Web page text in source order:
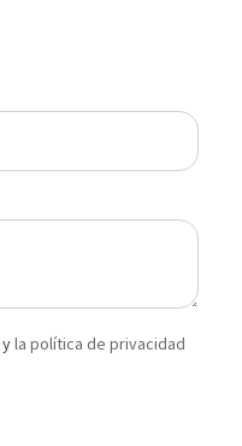
yla política de privacidad